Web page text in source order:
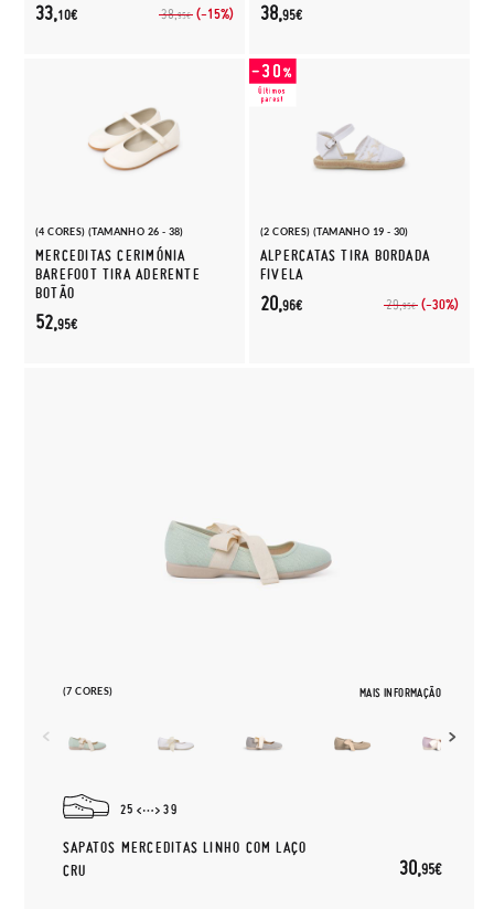
38,95€ (-15%)
33,10€ 38,95€
(4 CORES) (TAMANHO 26 - 38)
MERCEDITAS CERIMÓNIA
BAREFOOT TIRA ADERENTE
BOTÃO
52,95€
(2 CORES) (TAMANHO 19 - 30)
ALPERCATAS TIRA BORDADA
FIVELA
29,95€ (-30%)
20,96€
(7 CORES) MAIS INFORMAÇÃO
25 39
SAPATOS MERCEDITAS LINHO COM LAÇO
CRU
30,95€